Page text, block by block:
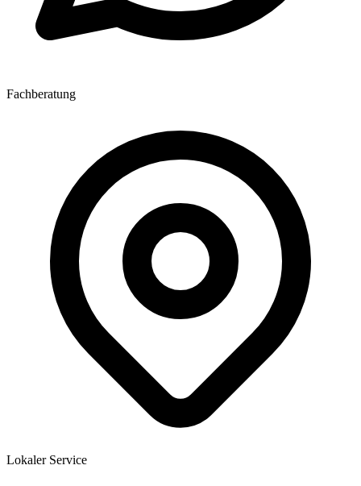
Fachberatung
Lokaler Service